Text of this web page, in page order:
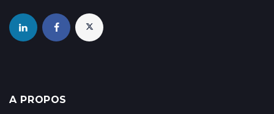
A PROPOS